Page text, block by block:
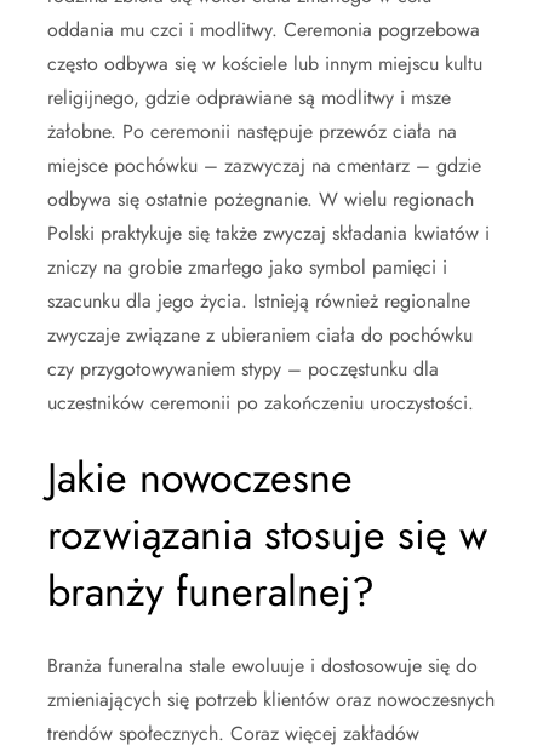
oddania mu czci i modlitwy. Ceremonia pogrzebowa
często odbywa się w kościele lub innym miejscu kultu
religijnego, gdzie odprawiane są modlitwy i msze
żałobne. Po ceremonii następuje przewóz ciała na
miejsce pochówku – zazwyczaj na cmentarz – gdzie
odbywa się ostatnie pożegnanie. W wielu regionach
Polski praktykuje się także zwyczaj składania kwiatów i
zniczy na grobie zmarłego jako symbol pamięci i
szacunku dla jego życia. Istnieją również regionalne
zwyczaje związane z ubieraniem ciała do pochówku
czy przygotowywaniem stypy – poczęstunku dla
uczestników ceremonii po zakończeniu uroczystości.
Jakie nowoczesne
rozwiązania stosuje się w
branży funeralnej?
Branża funeralna stale ewoluuje i dostosowuje się do
zmieniających się potrzeb klientów oraz nowoczesnych
trendów społecznych. Coraz więcej zakładów